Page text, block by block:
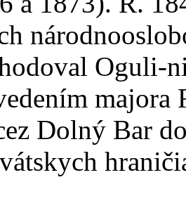
Oguli-
majora
Dolný Bar